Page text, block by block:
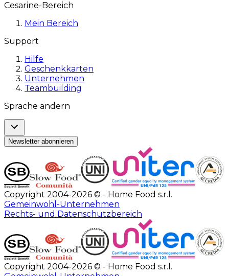
Cesarine-Bereich
Mein Bereich
Support
Hilfe
Geschenkkarten
Unternehmen
Teambuilding
Sprache ändern
Newsletter abonnieren
Copyright 2004-2026 © - Home Food s.r.l.
Gemeinwohl-Unternehmen
Rechts- und Datenschutzbereich
Copyright 2004-2026 © - Home Food s.r.l.